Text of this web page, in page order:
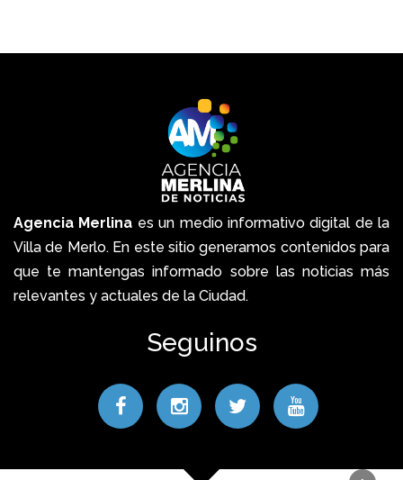
Agencia Merlina es un medio informativo digital de la
Villa de Merlo. En este sitio generamos contenidos para
que te mantengas informado sobre las noticias más
relevantes y actuales de la Ciudad.
Seguinos